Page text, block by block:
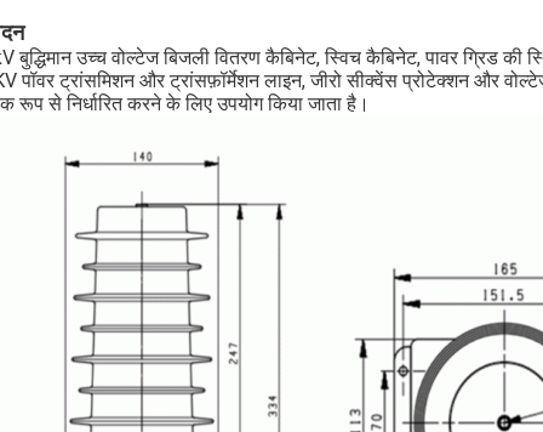
बुद्धिमान उच्च वोल्टेज बिजली वितरण कैबिनेट, स्विच कैबिनेट, पावर ग्रिड की
पॉवर ट्रांसमिशन और ट्रांसफ़ॉर्मेशन लाइन, जीरो सीक्वेंस प्रोटेक्शन और
रूप से निर्धारित करने के लिए उपयोग किया जाता है।